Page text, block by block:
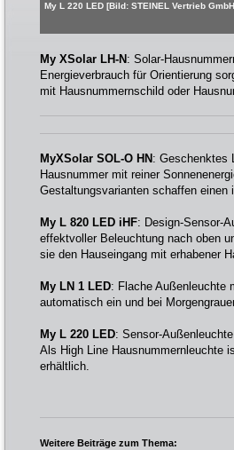
My L 220 LED [Bild: STEINEL Vertrieb
My XSolar LH-N : Solar-
Energieverbrauch für Orientierung
mit Hausnummernschild oder
MyXSolar SOL-O HN : Geschenktes
Hausnummer mit reiner
Gestaltungsvarianten schaffen einen
My L 820 LED iHF: Design-Sensor-
effektvoller Beleuchtung nach oben
sie den Hauseingang mit erhabener
My LN 1 LED: Flache Außenleuchte
automatisch ein und bei
My L 220 LED: Sensor-
Als High Line Hausnummernleuchte
erhältlich.
Weitere Beiträge zum Thema: